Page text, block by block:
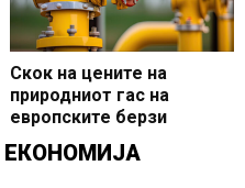
Скок на цените на
природниот гас на
европските берзи
ЕКОНОМИЈА